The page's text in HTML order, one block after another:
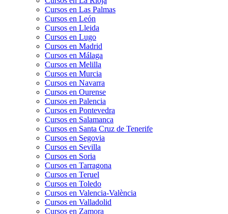
Cursos en Las Palmas
Cursos en León
Cursos en Lleida
Cursos en Lugo
Cursos en Madrid
Cursos en Málaga
Cursos en Melilla
Cursos en Murcia
Cursos en Navarra
Cursos en Ourense
Cursos en Palencia
Cursos en Pontevedra
Cursos en Salamanca
Cursos en Santa Cruz de Tenerife
Cursos en Segovia
Cursos en Sevilla
Cursos en Soria
Cursos en Tarragona
Cursos en Teruel
Cursos en Toledo
Cursos en Valencia-València
Cursos en Valladolid
Cursos en Zamora